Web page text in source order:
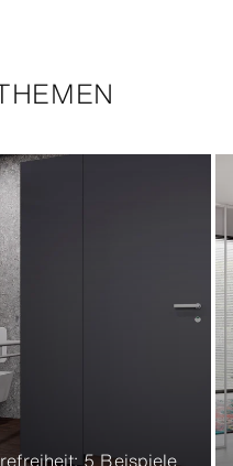
5 Beispiele